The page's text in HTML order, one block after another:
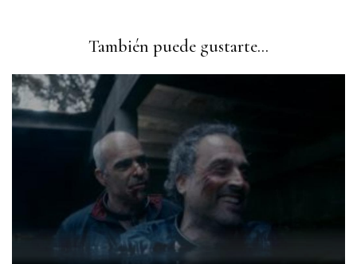
También puede gustarte...